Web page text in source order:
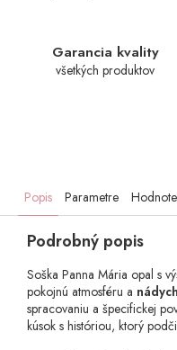
Garancia kvality
všetkých produktov
Popis Parametre
Podrobný popis
Soška Panna Mária opal s
pokojnú atmosféru a
spracovaniu a špecifickej
kúsok s históriou, ktorý